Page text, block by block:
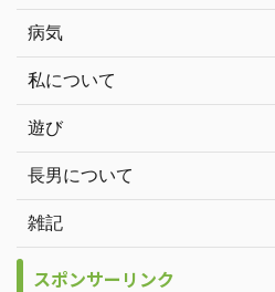
病気
私について
遊び
長男について
雑記
スポンサーリンク